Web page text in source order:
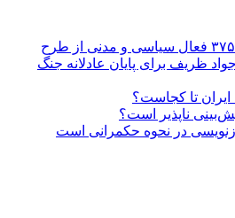
اعلام حمایت بیش از ۳۷۵ فعال سیاسی و مدنی از طرح
ظریف برای پایان عادلانه جنگ
تا کجاست؟
ناپذیر است؟
در نحوه حکمرانی است